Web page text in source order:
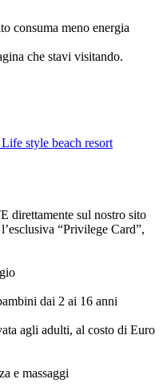
consuma meno energia
che stavi visitando.
style beach resort
direttamente sul nostro sito
“Privilege Card”,
dai 2 ai 16 anni
agli adulti, al costo di Euro
e massaggi